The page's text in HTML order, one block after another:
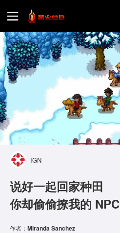
首页
游戏评测
IGN
说好一起回家种田
你却偷偷撩我的 NPC
作者： Miranda Sanchez